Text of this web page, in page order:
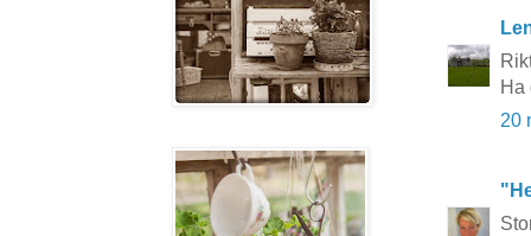
Ha
20